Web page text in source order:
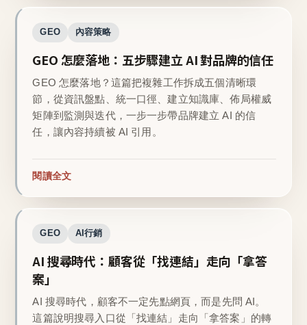
GEO 內容策略
GEO 怎麼落地：五步驟建立 AI 對品牌的信任
GEO 怎麼落地？這篇把複雜工作拆成五個清晰環
節，從資訊盤點、統一口徑、建立知識庫、佈局權威
矩陣到監測與迭代，一步一步帶品牌建立 AI 的信
任，讓內容持續被 AI 引用。
閱讀全文
GEO AI行銷
AI 搜尋時代：顧客從「找連結」走向「拿答
案」
AI 搜尋時代，顧客不一定先點網頁，而是先問 AI。
這篇說明搜尋入口從「找連結」走向「拿答案」的轉